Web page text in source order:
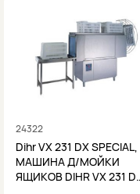
24322
Dihr VX 231 DX SPECIAL,
МАШИНА Д/МОЙКИ
ЯЩИКОВ DIHR VX 231